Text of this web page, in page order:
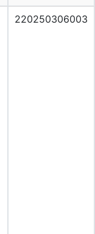
220250306003